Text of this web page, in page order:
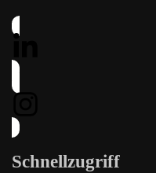
Schnellzugriff